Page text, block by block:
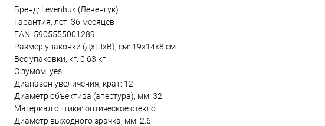
Бренд: Levenhuk (Левенгук)
Гарантия, лет: 36 месяцев
EAN: 5905555001289
Размер упаковки (ДxШxВ), см: 19x14x8 см
Вес упаковки, кг: 0.63 кг
С зумом: yes
Диапазон увеличения, крат: 12
Диаметр объектива (апертура), мм: 32
Материал оптики: оптическое стекло
Диаметр выходного зрачка, мм: 2.6